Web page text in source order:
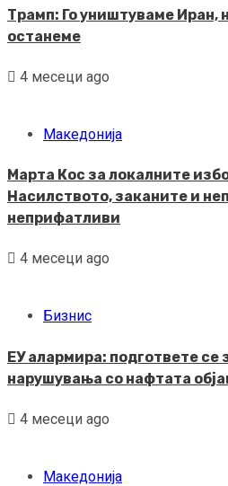
Трамп: Го уништуваме Иран,
останеме
4 месеци ago
Македонија
Марта Кос за локалните
Насилството, заканите и
неприфатливи
4 месеци ago
Бизнис
ЕУ алармира: подгответе се
нарушувања со нафтата
4 месеци ago
Македонија